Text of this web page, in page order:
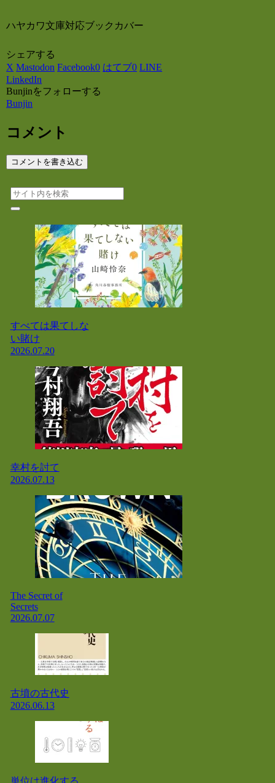
ハヤカワ文庫対応ブックカバー
シェアする
X Mastodon Facebook0 はてブ0 LINE
LinkedIn
Bunjinをフォローする
Bunjin
コメント
コメントを書き込む
すべては果てしな
い賭け
2026.07.20
幸村を討て
2026.07.13
The Secret of
Secrets
2026.07.07
古墳の古代史
2026.06.13